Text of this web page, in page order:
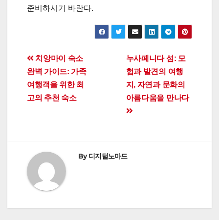
준비하시기 바란다.
Post
navigation
누사페니다 섬: 모
험과 발견의 여행
지, 자연과 문화의
아름다움을 만나다
치앙마이 숙소
완벽 가이드: 가족
여행객을 위한 최
고의 추천 숙소
By디지털노마드